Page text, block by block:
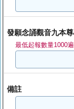
發願念誦觀音九本
最低起報數量1000
備註